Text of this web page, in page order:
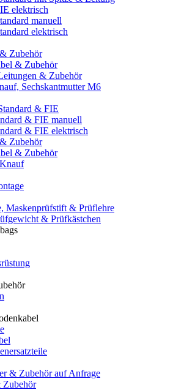
elektrisch
manuell
elektrisch
Zubehör
& Zubehör
& Zubehör
Sechskantmutter M6
& FIE
& FIE manuell
& FIE elektrisch
Zubehör
& Zubehör
Maskenprüfstift & Prüflehre
& Prüfkästchen
& Zubehör auf Anfrage
Zubehör